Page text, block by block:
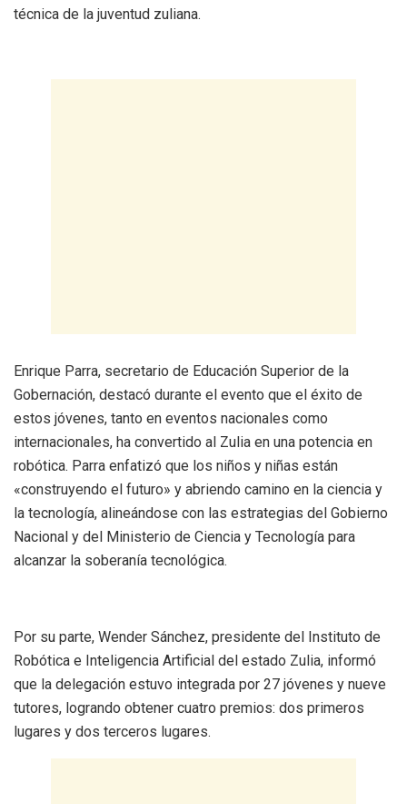
técnica de la juventud zuliana.
Enrique Parra, secretario de Educación Superior de la
Gobernación, destacó durante el evento que el éxito de
estos jóvenes, tanto en eventos nacionales como
internacionales, ha convertido al Zulia en una potencia en
robótica. Parra enfatizó que los niños y niñas están
«construyendo el futuro» y abriendo camino en la ciencia y
la tecnología, alineándose con las estrategias del Gobierno
Nacional y del Ministerio de Ciencia y Tecnología para
alcanzar la soberanía tecnológica.
Por su parte, Wender Sánchez, presidente del Instituto de
Robótica e Inteligencia Artificial del estado Zulia, informó
que la delegación estuvo integrada por 27 jóvenes y nueve
tutores, logrando obtener cuatro premios: dos primeros
lugares y dos terceros lugares.